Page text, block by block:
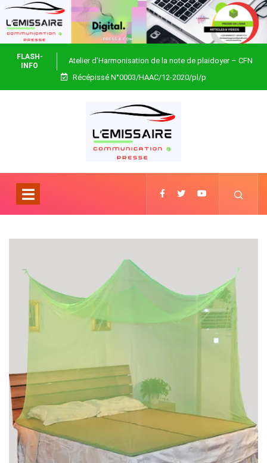
FLASH-
INFO
Atelier d’Harmonisation de la note de plaidoyer – CFN
Togo
Récépissé N°0003/HAAC/12-2020/pl/p